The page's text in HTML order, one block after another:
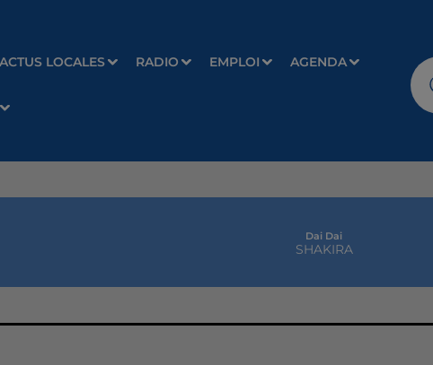
ACTUS LOCALES RADIO EMPLOI AGENDA
Dai Dai
SHAKIRA